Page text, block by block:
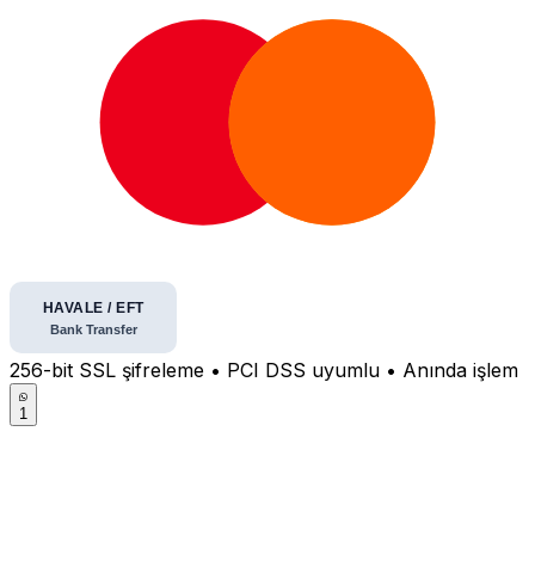
256-bit SSL şifreleme • PCI DSS uyumlu • Anında işlem
1